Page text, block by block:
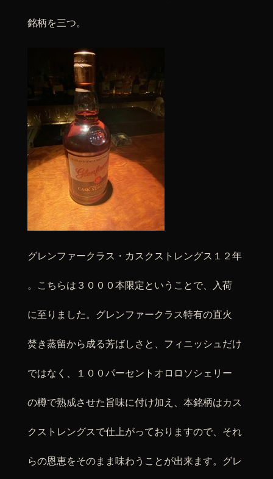
銘柄を三つ。
グレンファークラス・カスクストレングス１２年
。こちらは３０００本限定ということで、入荷
に至りました。グレンファークラス特有の直火
焚き蒸留から成る芳ばしさと、フィニッシュだけ
ではなく、１００パーセントオロロソシェリー
の樽で熟成させた旨味に付け加え、本銘柄はカス
クストレングスで仕上がっておりますので、それ
らの恩恵をそのまま味わうことが出来ます。グレ